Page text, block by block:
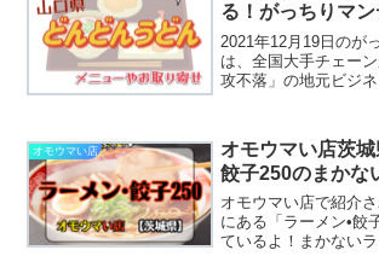
る！がっちりマ
2021年12月19日のが
は、全国大手チェー
攻不落」の地元ビジネ
どんなのでしょう？
店舗展開をし...
オモウマい店
オモウマい店茨
餃子250のまかな
オモウマい店で紹介
にある「ラーメン•餃
ているよ！まかない